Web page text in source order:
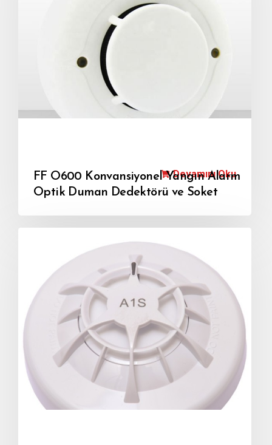
FF O600 Konvansiyonel Yangın Alarm
Optik Duman Dedektörü ve Soket
Devamını Oku